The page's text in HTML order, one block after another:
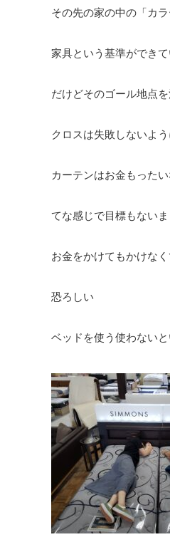
その先の家の中の「カ
家具という基準ができ
だけどそのゴール地点
クロスは失敗しないよ
カーテンはお金もった
てな感じで目標もない
お金をかけてもかけな
恐ろしい
ベッドを使う使わない